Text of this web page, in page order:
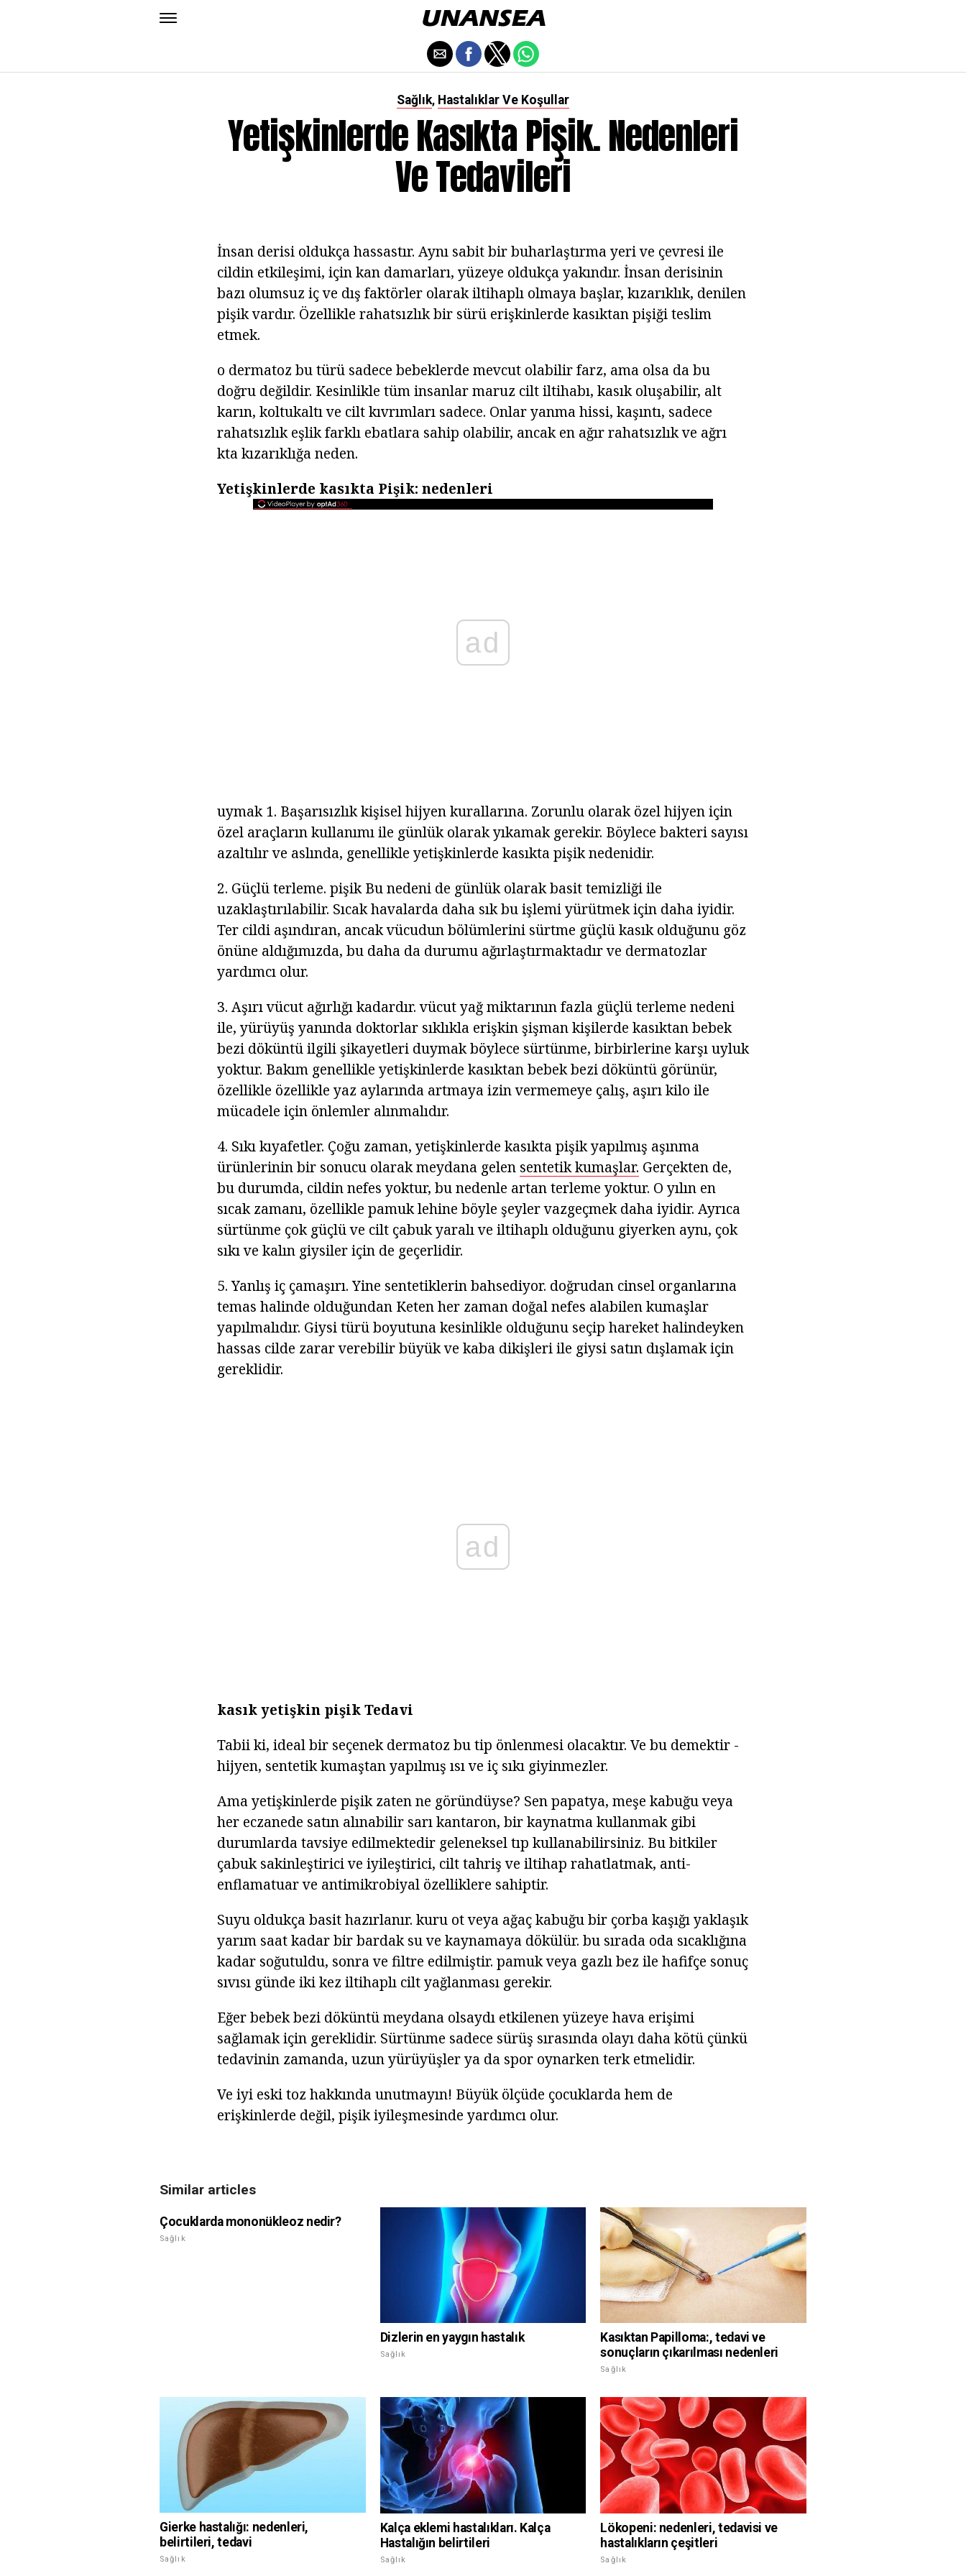
Sağlık, Hastalıklar Ve Koşullar
Yetişkinlerde Kasıkta Pişik. Nedenleri
Ve Tedavileri
İnsan derisi oldukça hassastır. Aynı sabit bir buharlaştırma yeri ve çevresi ile
cildin etkileşimi, için kan damarları, yüzeye oldukça yakındır. İnsan derisinin
bazı olumsuz iç ve dış faktörler olarak iltihaplı olmaya başlar, kızarıklık, denilen
pişik vardır. Özellikle rahatsızlık bir sürü erişkinlerde kasıktan pişiği teslim
etmek.
o dermatoz bu türü sadece bebeklerde mevcut olabilir farz, ama olsa da bu
doğru değildir. Kesinlikle tüm insanlar maruz cilt iltihabı, kasık oluşabilir, alt
karın, koltukaltı ve cilt kıvrımları sadece. Onlar yanma hissi, kaşıntı, sadece
rahatsızlık eşlik farklı ebatlara sahip olabilir, ancak en ağır rahatsızlık ve ağrı
kta kızarıklığa neden.
Yetişkinlerde kasıkta Pişik: nedenleri
ad
uymak 1. Başarısızlık kişisel hijyen kurallarına. Zorunlu olarak özel hijyen için
özel araçların kullanımı ile günlük olarak yıkamak gerekir. Böylece bakteri sayısı
azaltılır ve aslında, genellikle yetişkinlerde kasıkta pişik nedenidir.
2. Güçlü terleme. pişik Bu nedeni de günlük olarak basit temizliği ile
uzaklaştırılabilir. Sıcak havalarda daha sık bu işlemi yürütmek için daha iyidir.
Ter cildi aşındıran, ancak vücudun bölümlerini sürtme güçlü kasık olduğunu göz
önüne aldığımızda, bu daha da durumu ağırlaştırmaktadır ve dermatozlar
yardımcı olur.
3. Aşırı vücut ağırlığı kadardır. vücut yağ miktarının fazla güçlü terleme nedeni
ile, yürüyüş yanında doktorlar sıklıkla erişkin şişman kişilerde kasıktan bebek
bezi döküntü ilgili şikayetleri duymak böylece sürtünme, birbirlerine karşı uyluk
yoktur. Bakım genellikle yetişkinlerde kasıktan bebek bezi döküntü görünür,
özellikle özellikle yaz aylarında artmaya izin vermemeye çalış, aşırı kilo ile
mücadele için önlemler alınmalıdır.
4. Sıkı kıyafetler. Çoğu zaman, yetişkinlerde kasıkta pişik yapılmış aşınma
ürünlerinin bir sonucu olarak meydana gelen sentetik kumaşlar. Gerçekten de,
bu durumda, cildin nefes yoktur, bu nedenle artan terleme yoktur. O yılın en
sıcak zamanı, özellikle pamuk lehine böyle şeyler vazgeçmek daha iyidir. Ayrıca
sürtünme çok güçlü ve cilt çabuk yaralı ve iltihaplı olduğunu giyerken aynı, çok
sıkı ve kalın giysiler için de geçerlidir.
5. Yanlış iç çamaşırı. Yine sentetiklerin bahsediyor. doğrudan cinsel organlarına
temas halinde olduğundan Keten her zaman doğal nefes alabilen kumaşlar
yapılmalıdır. Giysi türü boyutuna kesinlikle olduğunu seçip hareket halindeyken
hassas cilde zarar verebilir büyük ve kaba dikişleri ile giysi satın dışlamak için
gereklidir.
ad
kasık yetişkin pişik Tedavi
Tabii ki, ideal bir seçenek dermatoz bu tip önlenmesi olacaktır. Ve bu demektir -
hijyen, sentetik kumaştan yapılmış ısı ve iç sıkı giyinmezler.
Ama yetişkinlerde pişik zaten ne göründüyse? Sen papatya, meşe kabuğu veya
her eczanede satın alınabilir sarı kantaron, bir kaynatma kullanmak gibi
durumlarda tavsiye edilmektedir geleneksel tıp kullanabilirsiniz. Bu bitkiler
çabuk sakinleştirici ve iyileştirici, cilt tahriş ve iltihap rahatlatmak, anti-
enflamatuar ve antimikrobiyal özelliklere sahiptir.
Suyu oldukça basit hazırlanır. kuru ot veya ağaç kabuğu bir çorba kaşığı yaklaşık
yarım saat kadar bir bardak su ve kaynamaya dökülür. bu sırada oda sıcaklığına
kadar soğutuldu, sonra ve filtre edilmiştir. pamuk veya gazlı bez ile hafifçe sonuç
sıvısı günde iki kez iltihaplı cilt yağlanması gerekir.
Eğer bebek bezi döküntü meydana olsaydı etkilenen yüzeye hava erişimi
sağlamak için gereklidir. Sürtünme sadece sürüş sırasında olayı daha kötü çünkü
tedavinin zamanda, uzun yürüyüşler ya da spor oynarken terk etmelidir.
Ve iyi eski toz hakkında unutmayın! Büyük ölçüde çocuklarda hem de
erişkinlerde değil, pişik iyileşmesinde yardımcı olur.
Similar articles
Çocuklarda mononükleoz nedir?
Sağlık
Dizlerin en yaygın hastalık
Sağlık
Kasıktan Papilloma:, tedavi ve
sonuçların çıkarılması nedenleri
Sağlık
Gierke hastalığı: nedenleri,
belirtileri, tedavi
Sağlık
Kalça eklemi hastalıkları. Kalça
Hastalığın belirtileri
Sağlık
Lökopeni: nedenleri, tedavisi ve
hastalıkların çeşitleri
Sağlık